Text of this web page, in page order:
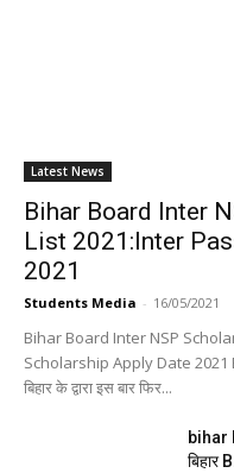
Latest News
Bihar Board Inter
List 2021:Inter
2021
Students Media - 16/05/2021
Bihar Board Inter NSP
Scholarship Apply Date
बिहार के द्वारा इस बार फिर...
bihar